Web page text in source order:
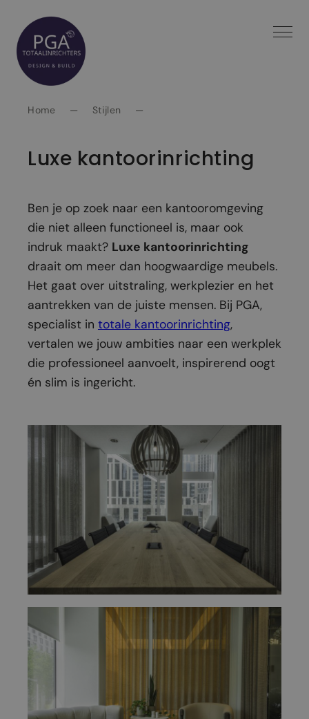
Spring
naar
inhoud
Home — Stijlen —
Luxe kantoorinrichting
Ben je op zoek naar een kantooromgeving
die niet alleen functioneel is, maar ook
indruk maakt? Luxe kantoorinrichting
draait om meer dan hoogwaardige meubels.
Het gaat over uitstraling, werkplezier en het
aantrekken van de juiste mensen. Bij PGA,
specialist in totale kantoorinrichting,
vertalen we jouw ambities naar een werkplek
die professioneel aanvoelt, inspirerend oogt
én slim is ingericht.